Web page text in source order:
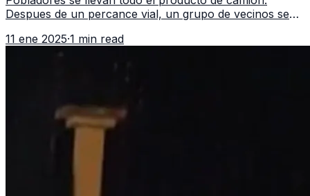
Despues de un percance vial, un grupo de vecinos se
repartidor que volcó. Un
11 ene 2025·1 min read